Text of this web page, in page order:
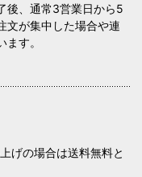
後、通常3営業日から5
文が集中した場合や連
す。
げの場合は送料無料と